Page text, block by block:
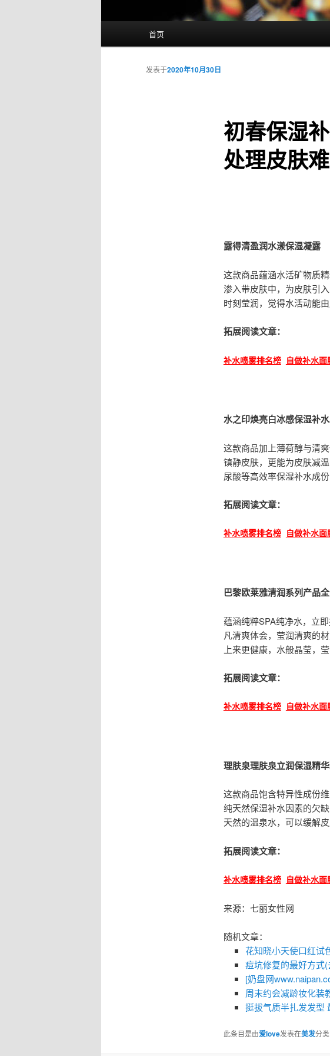
首页
初春保湿
处理皮肤
发表于2020年10月30日
露得清盈润水漾保湿凝露
这款商品蕴涵水活矿物质
渗入带皮肤中，为皮肤引
时刻莹润，觉得水活动能
拓展阅读文章：
补水喷雾排名榜 自做补水面
水之印焕亮白冰感保湿补
这款商品加上薄荷醇与清
镇静皮肤，更能为皮肤减
尿酸等高效率保湿补水成
拓展阅读文章：
补水喷雾排名榜 自做补水面
巴黎欧莱雅清润系列产品
蕴涵纯粹SPA纯净水，立
凡清爽体会，莹润清爽的
上来更健康，水般晶莹，莹
拓展阅读文章：
补水喷雾排名榜 自做补水面
理肤泉理肤泉立润保湿精
这款商品饱含特异性成份
纯天然保湿补水因素的欠
天然的温泉水，可以缓解
拓展阅读文章：
补水喷雾排名榜 自做补水面
来源：七丽女性网
随机文章：
花知晓小天使口红试
痘坑修复的最好方式
[奶盘网
周末约会减龄妆化装
挺拔气质半扎发发型
此条目是由爱love发表在美发分